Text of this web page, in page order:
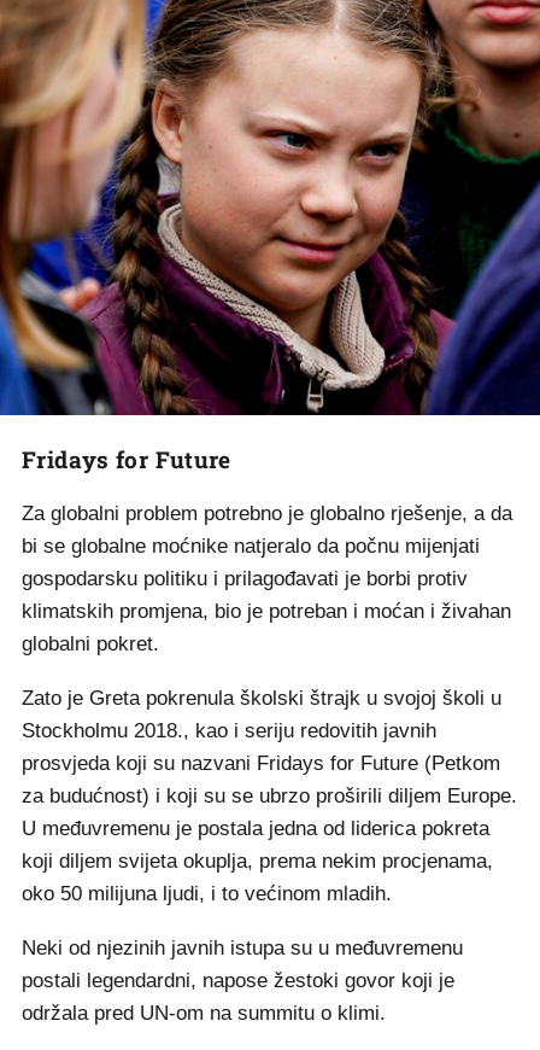
Fridays for Future
Za globalni problem potrebno je globalno rješenje, a da
bi se globalne moćnike natjeralo da počnu mijenjati
gospodarsku politiku i prilagođavati je borbi protiv
klimatskih promjena, bio je potreban i moćan i živahan
globalni pokret.
Zato je Greta pokrenula školski štrajk u svojoj školi u
Stockholmu 2018., kao i seriju redovitih javnih
prosvjeda koji su nazvani Fridays for Future (Petkom
za budućnost) i koji su se ubrzo proširili diljem Europe.
U međuvremenu je postala jedna od liderica pokreta
koji diljem svijeta okuplja, prema nekim procjenama,
oko 50 milijuna ljudi, i to većinom mladih.
Neki od njezinih javnih istupa su u međuvremenu
postali legendardni, napose žestoki govor koji je
održala pred UN-om na summitu o klimi.